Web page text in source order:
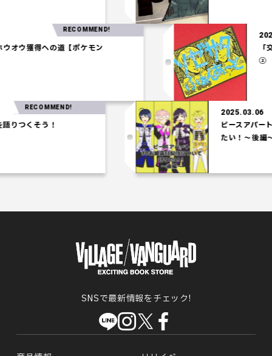
ホウオウ獲得への道【ポケモン
RECOMMEND!
つくそう！
RECOMMEND!
2025.03.06
ピースアパート
たい！～後編～
SNSで最新情報をチェック!